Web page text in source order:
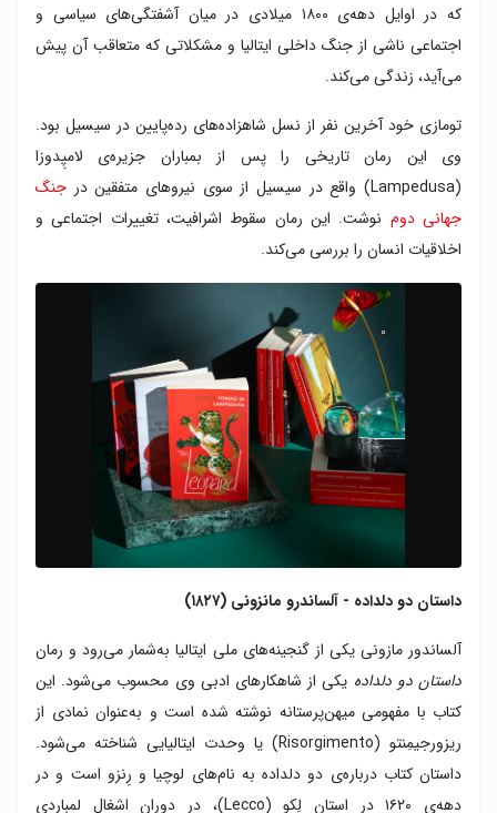
که در اوایل دهه‌ی ۱۸۰۰ میلادی در میان آشفتگی‌های سیاسی و
اجتماعی ناشی از جنگ داخلی ایتالیا و مشکلاتی که متعاقب آن پیش
می‌آید، زندگی می‌کند.
تومازی خود آخرین نفر از نسل شاهزاده‌های رده‌پایین در سیسیل بود.
وی این رمان تاریخی را پس از بمباران جزیره‌ی لامپِدوزا
(Lampedusa) واقع در سیسیل از سوی نیروهای متفقین در
جنگ
جهانی دوم نوشت. این رمان سقوط اشرافیت، تغییرات اجتماعی و
اخلاقیات انسان را بررسی می‌کند.
داستان دو دلداده - آلساندرو مانزونی (۱۸۲۷)
آلساندور مازونی یکی از گنجینه‌های ملی ایتالیا به‌شمار می‌رود و رمان
داستان دو دلداده یکی از شاهکارهای ادبی وی محسوب می‌شود. این
کتاب با مفهومی میهن‌پرستانه نوشته شده است و به‌عنوان نمادی از
ریزورجیمِنتو (Risorgimento) یا وحدت ایتالیایی شناخته می‌شود.
داستان کتاب درباره‌ی دو دلداده به نام‌های لوچیا و رِنزو است و در
دهه‌ی ۱۶۲۰ در استان لِکو (Lecco)، در دوران اشغال لمباردی